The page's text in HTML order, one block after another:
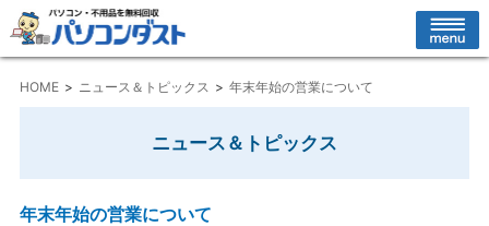
HOME ニュース＆トピックス 年末年始の営業について
ニュース＆トピックス
年末年始の営業について